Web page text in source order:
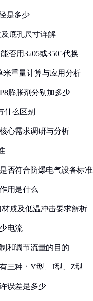
是多少
及底孔尺寸详解
否用3205或3505代换
米重量计算与应用分析
膨胀剂分别加多少
什么区别
心需求调研与分析
否符合防爆电气设备标准
用是什么
材质及低温冲击要求解析
电流
和调节流量的目的
三种：Y型、J型、Z型
误差是多少